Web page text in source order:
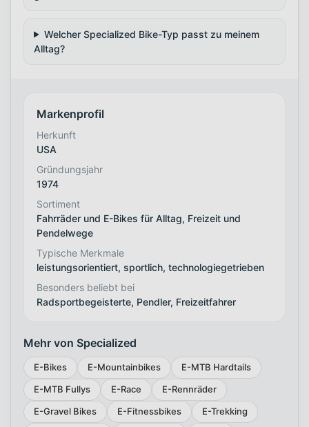
Welcher Specialized Bike-Typ passt zu meinem
Alltag?
Markenprofil
Herkunft
USA
Gründungsjahr
1974
Sortiment
Fahrräder und E-Bikes für Alltag, Freizeit und
Pendelwege
Typische Merkmale
leistungsorientiert, sportlich, technologiegetrieben
Besonders beliebt bei
Radsportbegeisterte, Pendler, Freizeitfahrer
Mehr von Specialized
E-Bikes E-Mountainbikes
E-MTB Hardtails
E-MTB Fullys
E-Race
E-Rennräder
E-Gravel Bikes
E-Fitnessbikes
E-Trekking